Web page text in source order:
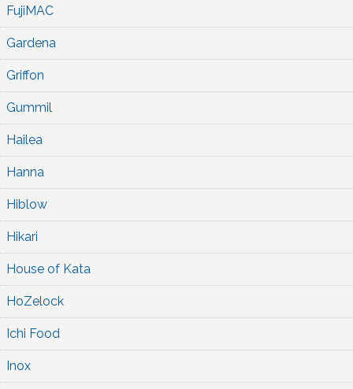
FujiMAC
Gardena
Griffon
Gummil
Hailea
Hanna
Hiblow
Hikari
House of Kata
HoZelock
Ichi Food
Inox